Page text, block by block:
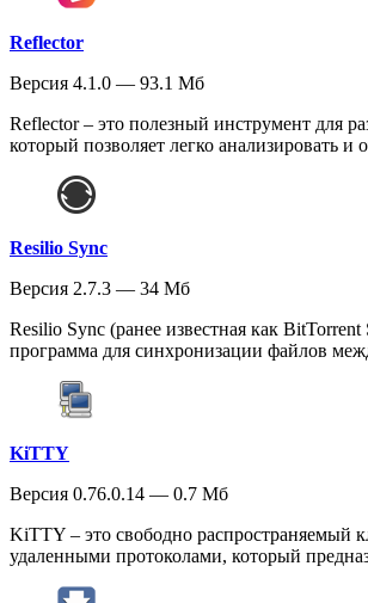
Reflector
Версия 4.1.0 — 93.1 Мб
Reflector – это полезный инструмент для
который позволяет легко анализировать и
Resilio Sync
Версия 2.7.3 — 34 Мб
Resilio Sync (ранее известная как BitTorrent
программа для синхронизации файлов
KiTTY
Версия 0.76.0.14 — 0.7 Мб
KiTTY – это свободно распространяемый
удаленными протоколами, который